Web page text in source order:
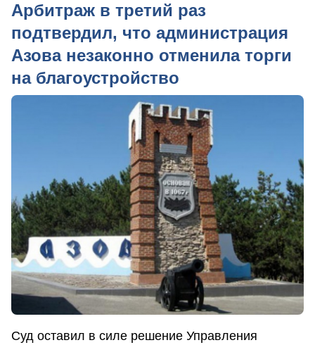
Арбитраж в третий раз
подтвердил, что администрация
Азова незаконно отменила торги
на благоустройство
Суд оставил в силе решение Управления